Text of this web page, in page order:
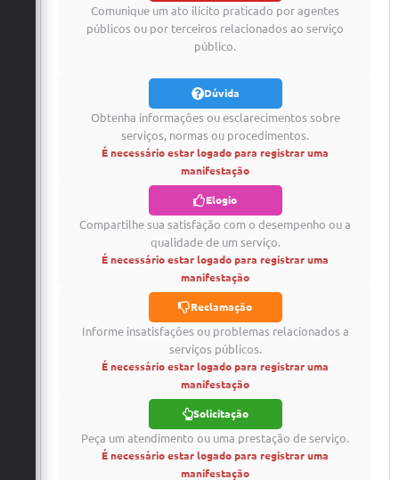
Ouvidoria
Secretarias
Serviços Online
Telefones Úteis
Serviço de Informação ao Cidadão (SIC)
Diário Oficial
Comunique um ato ilícito praticado por agentes
públicos ou por terceiros relacionados ao serviço
público.
Dúvida
Obtenha informações ou esclarecimentos sobre
serviços, normas ou procedimentos.
É necessário estar logado para registrar uma
manifestação
Elogio
Compartilhe sua satisfação com o desempenho ou a
qualidade de um serviço.
É necessário estar logado para registrar uma
manifestação
Reclamação
Informe insatisfações ou problemas relacionados a
serviços públicos.
É necessário estar logado para registrar uma
manifestação
Solicitação
Peça um atendimento ou uma prestação de serviço.
É necessário estar logado para registrar uma
manifestação